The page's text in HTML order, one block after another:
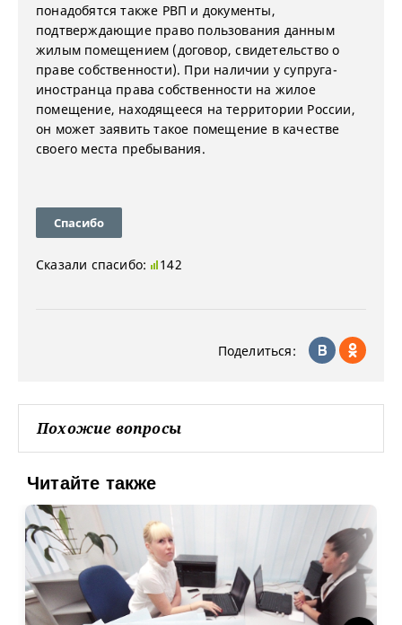
понадобятся также РВП и документы,
подтверждающие право пользования данным
жилым помещением (договор, свидетельство о
праве собственности). При наличии у супруга-
иностранца права собственности на жилое
помещение, находящееся на территории России,
он может заявить такое помещение в качестве
своего места пребывания.
Спасибо
Сказали спасибо: 142
Поделиться:
Похожие вопросы
Читайте также